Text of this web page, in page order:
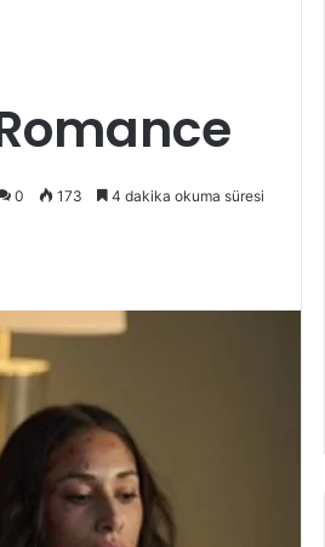
0 173 4 dakika okuma süresi